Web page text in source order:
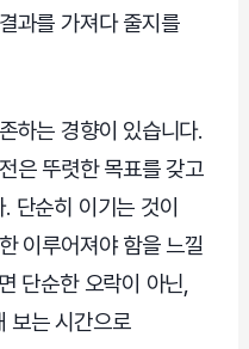
과를 가져다 줄지를
하는 경향이 있습니다.
은 뚜렷한 목표를 갖고
단순히 이기는 것이
이루어져야 함을 느낄
단순한 오락이 아닌,
보는 시간으로